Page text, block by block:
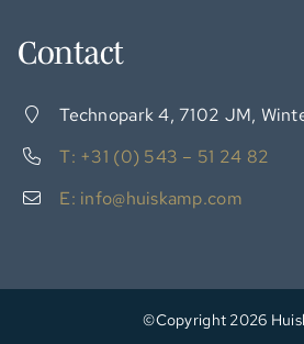
Contact
Technopark 4, 7102 JM,
T: +31 (0) 543 – 51 24 82
E: info@huiskamp.com
©Copyright 2026